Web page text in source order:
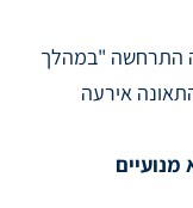
התרחשה "במהלך
אירעה
מנועיים